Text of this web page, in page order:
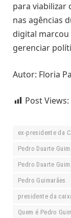
para viabilizar
nas agências
digital
gerenciar
Autor: Floria
Post Views:
ex-presidente da
Pedro Duarte
Pedro Duarte
Pedro Guimarães
presidente da
Quem é Pedro